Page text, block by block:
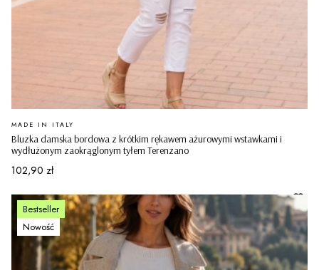
Bluzka damska bordowa z krótkim rękawem ażurowymi wstawkami i
wydłużonym zaokrąglonym tyłem Terenzano
PRODUCENT
MADE IN ITALY
Cena
102,90 zł
Bestseller
Nowość